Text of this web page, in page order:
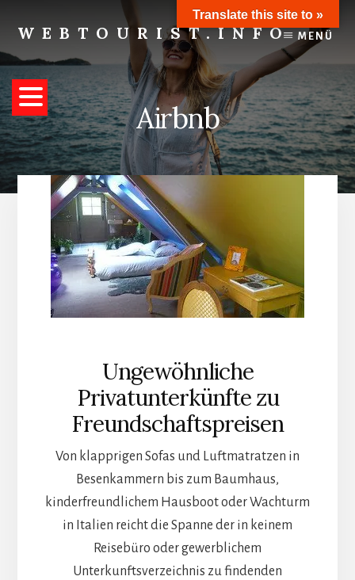
content
WEBTOURIST.INFO
Reisen
MENÜ
Airbnb
Ungewöhnliche
Privatunterkünfte zu
Freundschaftspreisen
Von klapprigen Sofas und Luftmatratzen in
Besenkammern bis zum Baumhaus,
kinderfreundlichem Hausboot oder Wachturm
in Italien reicht die Spanne der in keinem
Reisebüro oder gewerblichem
Unterkunftsverzeichnis zu findenden
Translate this site to »